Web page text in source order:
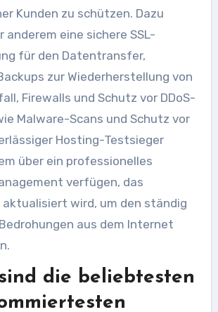
Kunden zu schützen. Dazu
anderem eine sichere SSL-
für den Datentransfer,
zur Wiederherstellung von
Firewalls und Schutz vor DDoS-
Malware-Scans und Schutz vor
Hosting-Testsieger
über ein professionelles
verfügen, das
wird, um den ständig
aus dem Internet
die beliebtesten